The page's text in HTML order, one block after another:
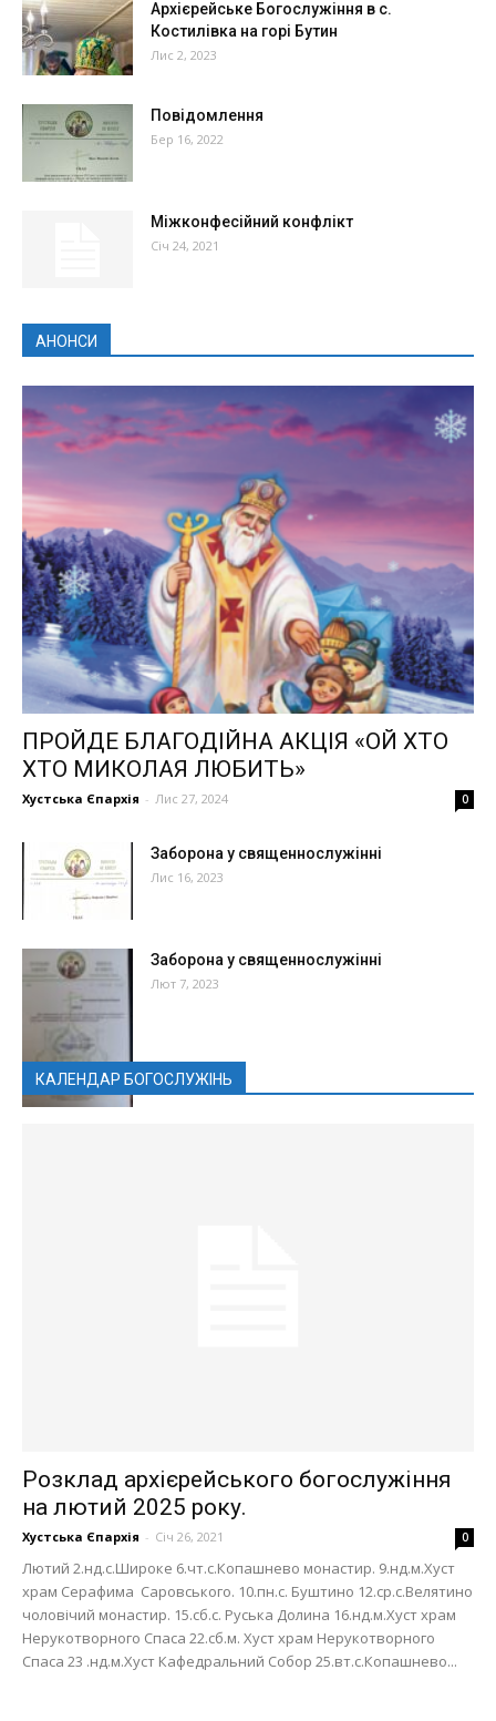
Архієрейське Богослужіння в с.
Костилівка на горі Бутин
Лис 2, 2023
Повідомлення
Бер 16, 2022
Міжконфесійний конфлікт
Січ 24, 2021
АНОНСИ
ПРОЙДЕ БЛАГОДІЙНА АКЦІЯ «ОЙ ХТО
ХТО МИКОЛАЯ ЛЮБИТЬ»
Хустська Єпархія - Лис 27, 2024 0
Заборона у священнослужінні
Лис 16, 2023
Заборона у священнослужінні
Лют 7, 2023
КАЛЕНДАР БОГОСЛУЖІНЬ
Розклад архієрейського богослужіння
на лютий 2025 року.
Хустська Єпархія - Січ 26, 2021 0
Лютий 2.нд.с.Широке 6.чт.с.Копашнево монастир. 9.нд.м.Хуст
храм Серафима Саровського. 10.пн.с. Буштино 12.ср.с.Велятино
чоловічий монастир. 15.сб.с. Руська Долина 16.нд.м.Хуст храм
Нерукотворного Спаса 22.сб.м. Хуст храм Нерукотворного
Спаса 23 .нд.м.Хуст Кафедральний Собор 25.вт.с.Копашнево...